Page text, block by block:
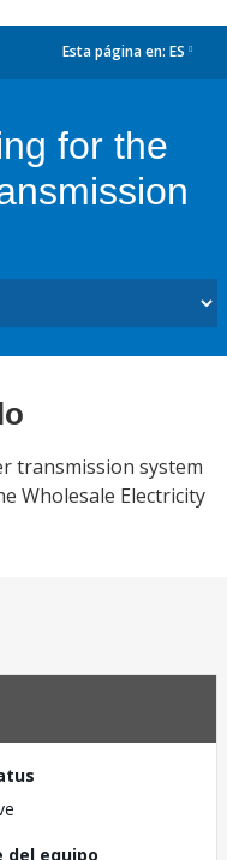
Esta página en: ES
for the
transmission system
Wholesale Electricity
del equipo